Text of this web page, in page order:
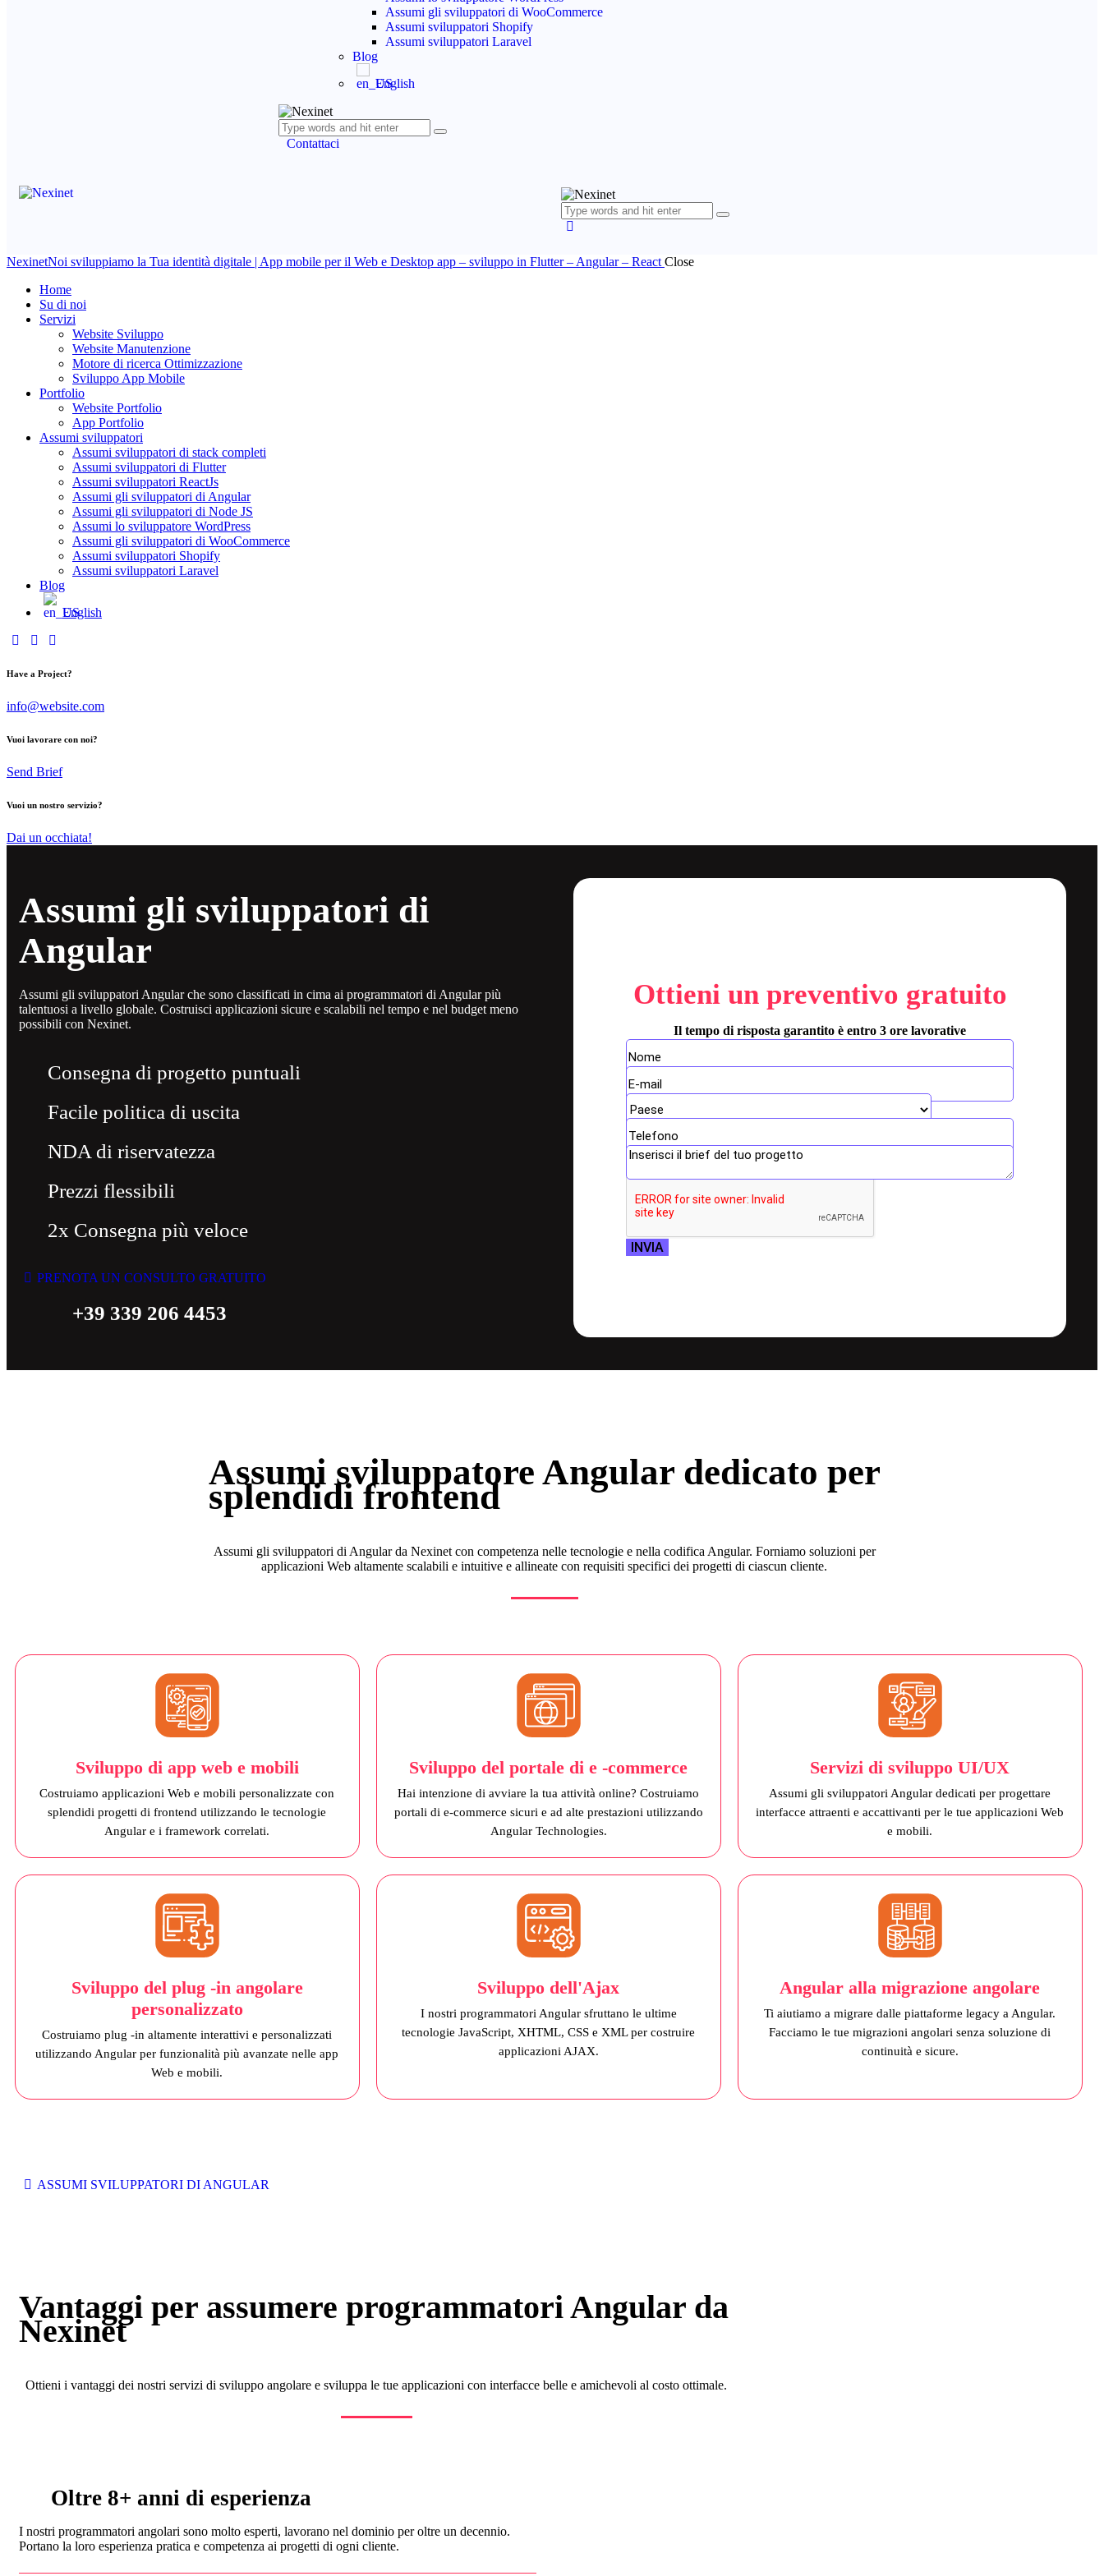
Assumi gli sviluppatori di WooCommerce
Assumi sviluppatori Shopify
Assumi sviluppatori Laravel
Blog
English
Contattaci
NexinetNoi sviluppiamo la Tua identità digitale | App mobile per il Web e Desktop app – sviluppo in Flutter – Angular – React Close
Home
Su di noi
Servizi
Website Sviluppo
Website Manutenzione
Motore di ricerca Ottimizzazione
Sviluppo App Mobile
Portfolio
Website Portfolio
App Portfolio
Assumi sviluppatori
Assumi sviluppatori di stack completi
Assumi sviluppatori di Flutter
Assumi sviluppatori ReactJs
Assumi gli sviluppatori di Angular
Assumi gli sviluppatori di Node JS
Assumi lo sviluppatore WordPress
Assumi gli sviluppatori di WooCommerce
Assumi sviluppatori Shopify
Assumi sviluppatori Laravel
Blog
English
Have a Project?
info@website.com
Vuoi lavorare con noi?
Send Brief
Vuoi un nostro servizio?
Dai un occhiata!
Assumi gli sviluppatori di
Angular
Assumi gli sviluppatori Angular che sono classificati in cima ai programmatori di Angular più
talentuosi a livello globale. Costruisci applicazioni sicure e scalabili nel tempo e nel budget meno
possibili con Nexinet.
Consegna di progetto puntuali
Facile politica di uscita
NDA di riservatezza
Prezzi flessibili
2x Consegna più veloce
PRENOTA UN CONSULTO GRATUITO
+39 339 206 4453
Ottieni un preventivo gratuito
Il tempo di risposta garantito è entro 3 ore lavorative
INVIA
Assumi sviluppatore Angular dedicato per
splendidi frontend
Assumi gli sviluppatori di Angular da Nexinet con competenza nelle tecnologie e nella codifica Angular. Forniamo soluzioni per
applicazioni Web altamente scalabili e intuitive e allineate con requisiti specifici dei progetti di ciascun cliente.
Sviluppo di app web e mobili
Costruiamo applicazioni Web e mobili personalizzate con
splendidi progetti di frontend utilizzando le tecnologie
Angular e i framework correlati.
Sviluppo del portale di e -commerce
Hai intenzione di avviare la tua attività online? Costruiamo
portali di e-commerce sicuri e ad alte prestazioni utilizzando
Angular Technologies.
Servizi di sviluppo UI/UX
Assumi gli sviluppatori Angular dedicati per progettare
interfacce attraenti e accattivanti per le tue applicazioni Web
e mobili.
Sviluppo del plug -in angolare
personalizzato
Costruiamo plug -in altamente interattivi e personalizzati
utilizzando Angular per funzionalità più avanzate nelle app
Web e mobili.
Sviluppo dell'Ajax
I nostri programmatori Angular sfruttano le ultime
tecnologie JavaScript, XHTML, CSS e XML per costruire
applicazioni AJAX.
Angular alla migrazione angolare
Ti aiutiamo a migrare dalle piattaforme legacy a Angular.
Facciamo le tue migrazioni angolari senza soluzione di
continuità e sicure.
ASSUMI SVILUPPATORI DI ANGULAR
Vantaggi per assumere programmatori Angular da
Nexinet
Ottieni i vantaggi dei nostri servizi di sviluppo angolare e sviluppa le tue applicazioni con interfacce belle e amichevoli al costo ottimale.
Oltre 8+ anni di esperienza
I nostri programmatori angolari sono molto esperti, lavorano nel dominio per oltre un decennio.
Portano la loro esperienza pratica e competenza ai progetti di ogni cliente.